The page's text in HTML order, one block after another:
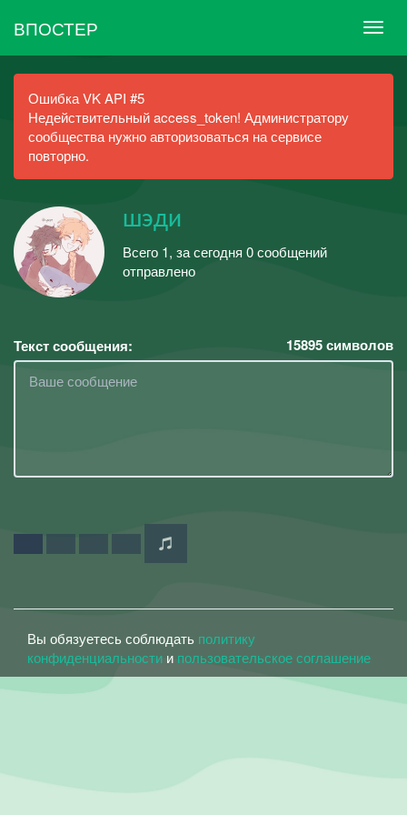
ВПОСТЕР
Ошибка VK API #5
Недействительный access_token! Администратору
сообщества нужно авторизоваться на сервисе
повторно.
шэди
Всего 1, за сегодня 0 сообщений
отправлено
Текст сообщения: 15895символов
Вы обязуетесь соблюдать политику
конфиденциальности и пользовательское соглашение